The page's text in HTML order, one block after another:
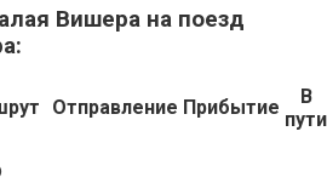
Вишера на поезд
Отправление Прибытие
В
пути